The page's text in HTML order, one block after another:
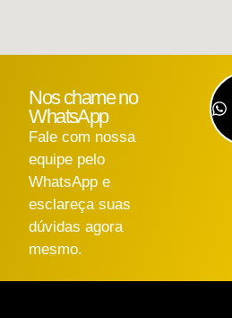
Nos chame no
WhatsApp
Fale com nossa
equipe pelo
WhatsApp e
esclareça suas
dúvidas agora
mesmo.